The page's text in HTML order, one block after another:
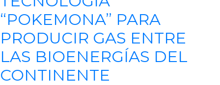
“POKEMONA” PARA
PRODUCIR GAS ENTRE
LAS BIOENERGÍAS DEL
CONTINENTE